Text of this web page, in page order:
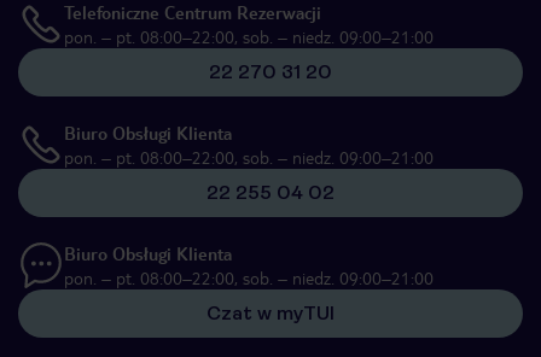
Telefoniczne Centrum Rezerwacji
pon. – pt. 08:00–22:00, sob. – niedz. 09:00–21:00
22 270 31 20
Biuro Obsługi Klienta
pon. – pt. 08:00–22:00, sob. – niedz. 09:00–21:00
22 255 04 02
Biuro Obsługi Klienta
pon. – pt. 08:00–22:00, sob. – niedz. 09:00–21:00
Czat w myTUI